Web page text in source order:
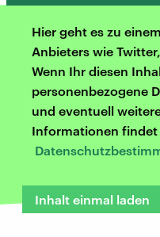
Hier geht es zu
Anbieters wie
Wenn Ihr diesen
personenbezogene
und eventuell
Informationen findet
Inhalt einmal laden